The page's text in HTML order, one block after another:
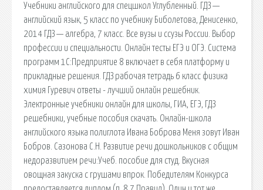
Учебники английского для спецшкол Углубленный. ГДЗ —
английский язык, 5 класс по учебнику Биболетова, Денисенко,
2014 ГДЗ — алгебра, 7 класс. Все вузы и ссузы России. Выбор
профессии и специальности. Онлайн тесты ЕГЭ и ОГЭ. Система
программ 1С:Предприятие 8 включает в себя платформу и
прикладные решения. ГДЗ рабочая тетрадь 6 класс физика
химия Гуревич ответы - лучший онлайн решебник.
Электронные учебники онлайн для школы, ГИА, ЕГЭ, ГДЗ
решебники, учебные пособия скачать. Онлайн-школа
английского языка полиглота Ивана Боброва Меня зовут Иван
Бобров. Сазонова С.Н. Развитие речи дошкольников с общим
недоразвитием речи:Учеб. пособие для студ. Вкусная
овощная закуска с грушами впрок. Победителям Конкурса